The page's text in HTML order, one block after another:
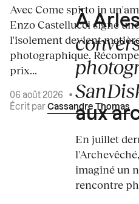
Avec Come spirto in
Enzo Castellucci signe
l'isolement devient
photographique.
prix...
06 août 2026
•
Écrit par Cassandre Thomas
À
aux
En juillet
imaginé un
rencontre